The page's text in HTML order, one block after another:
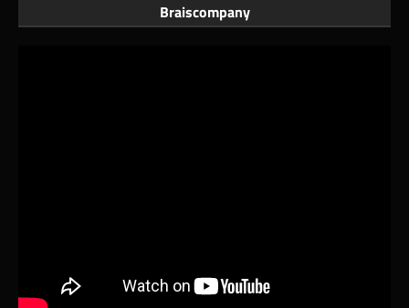
Braiscompany